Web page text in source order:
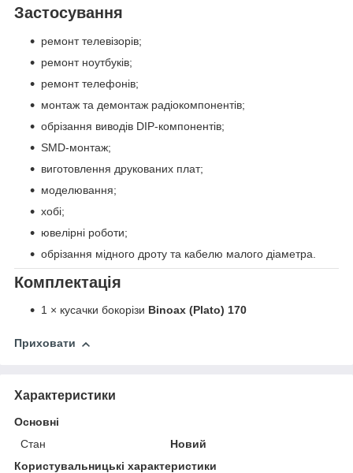
Застосування
ремонт телевізорів;
ремонт ноутбуків;
ремонт телефонів;
монтаж та демонтаж радіокомпонентів;
обрізання виводів DIP-компонентів;
SMD-монтаж;
виготовлення друкованих плат;
моделювання;
хобі;
ювелірні роботи;
обрізання мідного дроту та кабелю малого діаметра.
Комплектація
1 × кусачки бокорізи Binoax (Plato) 170
Приховати
Характеристики
Основні
Стан
Новий
Користувальницькі характеристики